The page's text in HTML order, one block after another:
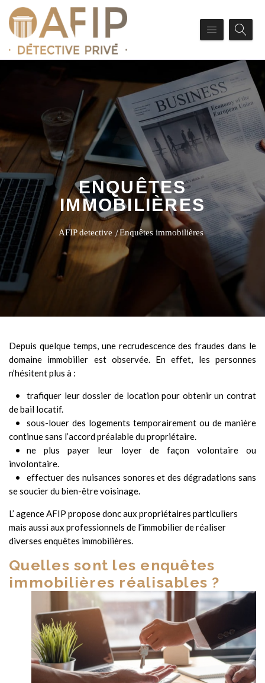
ENQUÊTES
IMMOBILIÈRES
AFIP detective Enquêtes immobilières
Depuis quelque temps, une recrudescence des fraudes dans le
domaine immobilier est observée.En effet, les personnes
n’hésitent plus à :
trafiquer leur dossier de location pour obtenir un contrat
de bail locatif.
sous-louer des logements temporairement ou de manière
continue sans l’accord préalable du propriétaire.
ne plus payer leur loyer de façon volontaire ou
involontaire.
effectuer des nuisances sonores et des dégradations sans
se soucier du bien-être voisinage.
L’ agence AFIP propose donc aux propriétaires particuliers
mais aussi aux professionnels de l’immobilier de réaliser
diverses enquêtes immobilières.
Quelles sont les enquêtes
immobilières réalisables ?